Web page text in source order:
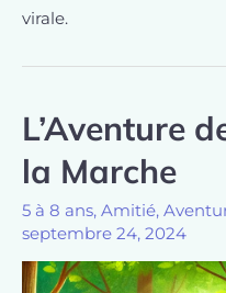
virale.
L’Aventure
la Marche
5 à 8 ans, Amitié,
septembre 24, 2024